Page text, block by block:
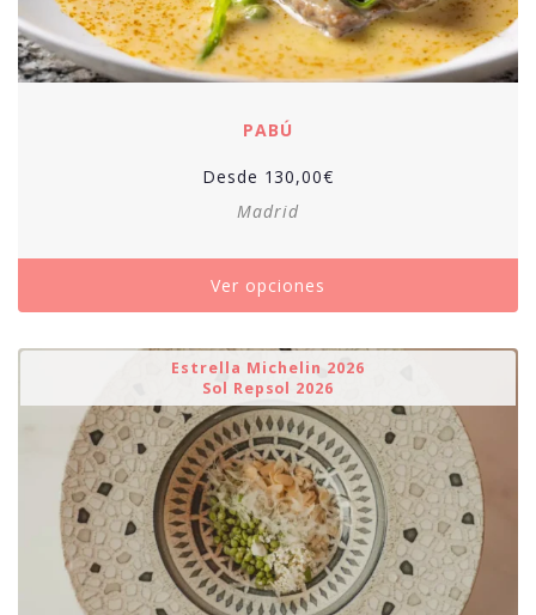
PABÚ
Desde 130,00€
Madrid
Ver opciones
Estrella Michelin 2026
Sol Repsol 2026